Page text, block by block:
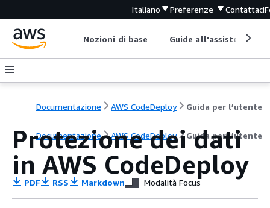
Italiano Preferenze Contattaci
Nozioni di base Guide all'assistenza
Documentazione AWS CodeDeploy Guida per l’utente
Documentazione AWS CodeDeploy Guida per l’utente
Protezione dei dati
in AWS CodeDeploy
PDF RSS Markdown Modalità Focus